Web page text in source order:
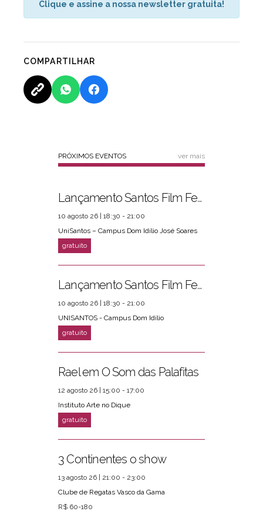
Clique e assine a nossa newsletter gratuita!
COMPARTILHAR
PRÓXIMOS EVENTOS ver mais
Lançamento Santos Film Fest
10 agosto 26 | 18:30 - 21:00
UniSantos – Campus Dom Idílio José Soares
Lançamento Santos Film Fest
10 agosto 26 | 18:30 - 21:00
UNISANTOS - Campus Dom Idílio
Rael em O Som das Palafitas
12 agosto 26 | 15:00 - 17:00
Instituto Arte no Dique
3 Continentes o show
13 agosto 26 | 21:00 - 23:00
Clube de Regatas Vasco da Gama
R$ 60-180